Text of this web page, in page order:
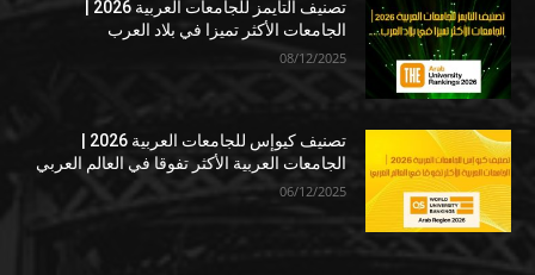
الجامعات الأكثر تميزا في بلاد العرب
08/12/2025
الجامعات العربية الأكثر تفوقا في العالم العربي
06/12/2025